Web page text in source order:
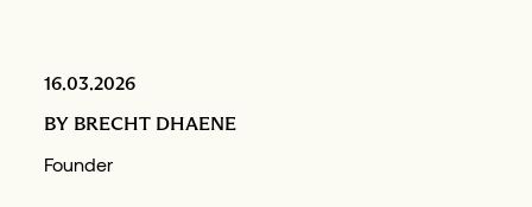
16.03.2026
BY BRECHT DHAENE
Founder